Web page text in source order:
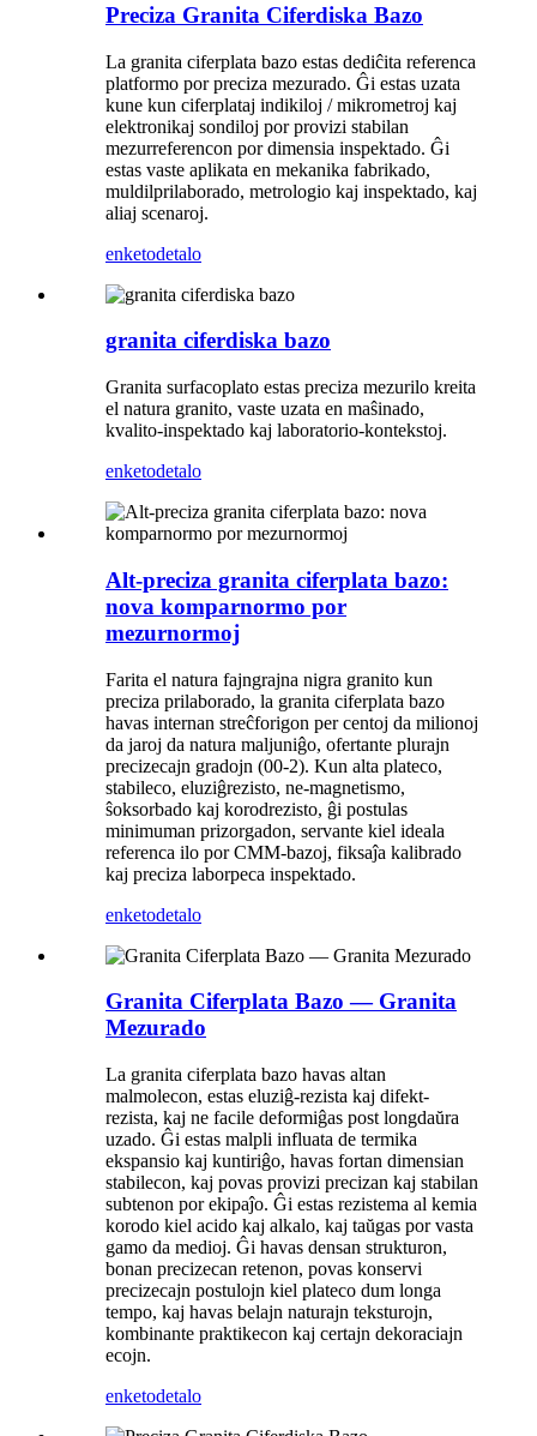
Preciza Granita Ciferdiska Bazo
La granita ciferplata bazo estas dediĉita referenca
platformo por preciza mezurado. Ĝi estas uzata
kune kun ciferplataj indikiloj / mikrometroj kaj
elektronikaj sondiloj por provizi stabilan
mezurreferencon por dimensia inspektado. Ĝi
estas vaste aplikata en mekanika fabrikado,
muldilprilaborado, metrologio kaj inspektado, kaj
aliaj scenaroj.
enketodetalo
granita ciferdiska bazo
Granita surfacoplato estas preciza mezurilo kreita
el natura granito, vaste uzata en maŝinado,
kvalito-inspektado kaj laboratorio-kontekstoj.
enketodetalo
Alt-preciza granita ciferplata bazo:
nova komparnormo por
mezurnormoj
Farita el natura fajngrajna nigra granito kun
preciza prilaborado, la granita ciferplata bazo
havas internan streĉforigon per centoj da milionoj
da jaroj da natura maljuniĝo, ofertante plurajn
precizecajn gradojn (00-2). Kun alta plateco,
stabileco, eluziĝrezisto, ne-magnetismo,
ŝoksorbado kaj korodrezisto, ĝi postulas
minimuman prizorgadon, servante kiel ideala
referenca ilo por CMM-bazoj, fiksaĵa kalibrado
kaj preciza laborpeca inspektado.
enketodetalo
Granita Ciferplata Bazo — Granita
Mezurado
La granita ciferplata bazo havas altan
malmolecon, estas eluziĝ-rezista kaj difekt-
rezista, kaj ne facile deformiĝas post longdaŭra
uzado. Ĝi estas malpli influata de termika
ekspansio kaj kuntiriĝo, havas fortan dimensian
stabilecon, kaj povas provizi precizan kaj stabilan
subtenon por ekipaĵo. Ĝi estas rezistema al kemia
korodo kiel acido kaj alkalo, kaj taŭgas por vasta
gamo da medioj. Ĝi havas densan strukturon,
bonan precizecan retenon, povas konservi
precizecajn postulojn kiel plateco dum longa
tempo, kaj havas belajn naturajn teksturojn,
kombinante praktikecon kaj certajn dekoraciajn
ecojn.
enketodetalo